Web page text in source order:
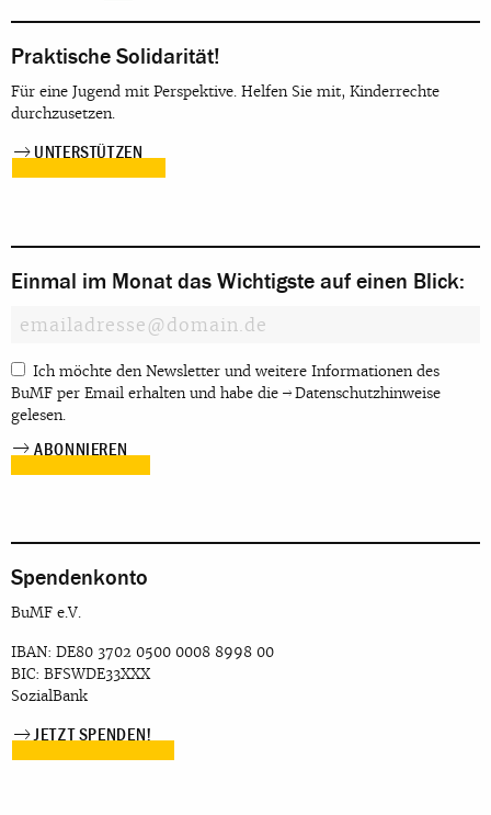
Praktische Solidarität!
Für eine Jugend mit Perspektive. Helfen Sie mit, Kinderrechte
durchzusetzen.
UNTERSTÜTZEN
Einmal im Monat das Wichtigste auf einen Blick:
Ich möchte den Newsletter und weitere Informationen des
BuMF per Email erhalten und habe die
Datenschutzhinweise
gelesen.
Spendenkonto
BuMF e.V.
IBAN: DE80 3702 0500 0008 8998 00
BIC: BFSWDE33XXX
SozialBank
JETZT SPENDEN!